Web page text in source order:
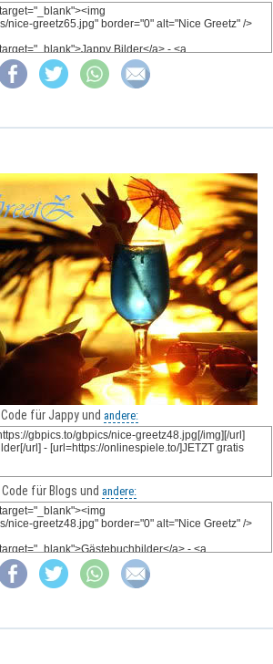
Code für Jappy und andere:
Code für Blogs und andere: